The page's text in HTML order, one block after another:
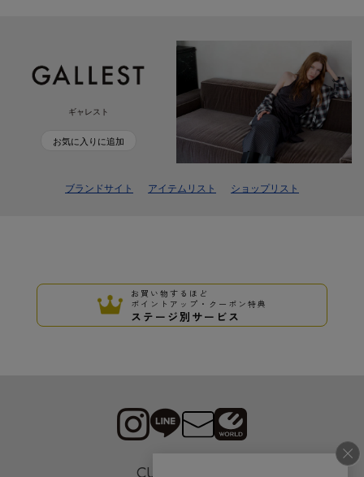
ギャレスト
お気に入りに追加
ブランドサイト アイテムリスト ショップリスト
お買い物するほど
ポイントアップ・クーポン特典
ステージ別サービス